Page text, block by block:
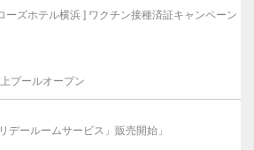
ーズホテル横浜 ] ワクチン接種済証キャンペーン
プールオープン
デールームサービス」販売開始」